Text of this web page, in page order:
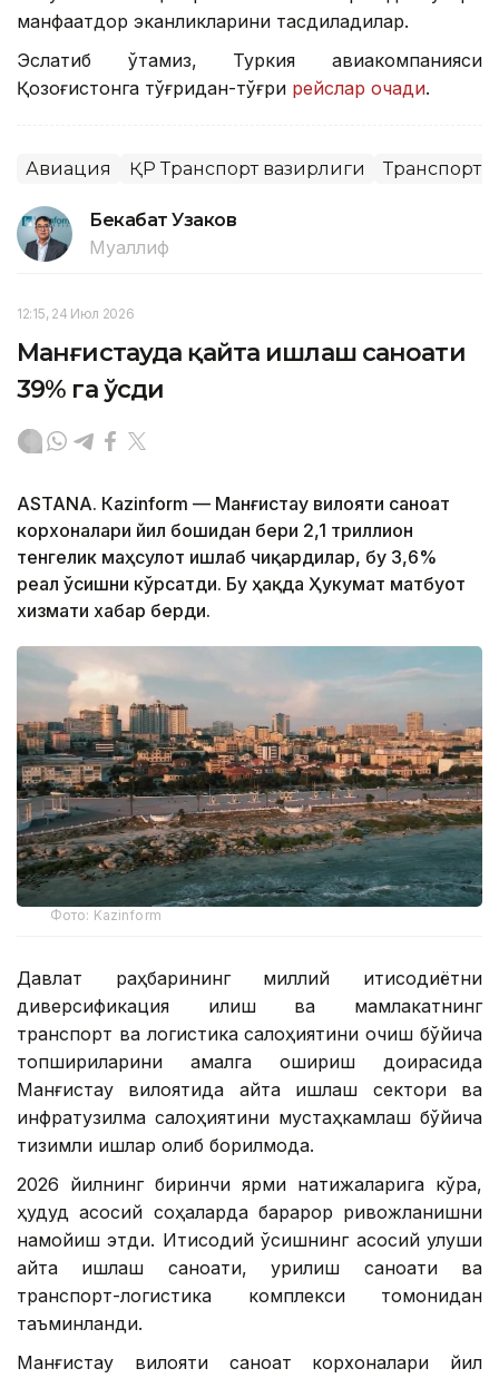
манфаатдор эканликларини тасдиқладилар.
Эслатиб ўтамиз, Туркия авиакомпанияси
Қозоғистонга тўғридан-тўғри рейслар очади.
Авиация ҚР Транспорт вазирлиги Транспорт
Бекабат Узаков
Муаллиф
12:15, 24 Июл 2026
Манғистауда қайта ишлаш саноати
39% га ўсди
ASTANА. Кazinform — Манғистау вилояти саноат
корхоналари йил бошидан бери 2,1 триллион
тенгелик маҳсулот ишлаб чиқардилар, бу 3,6%
реал ўсишни кўрсатди. Бу ҳақда Ҳукумат матбуот
хизмати хабар берди.
Фото: Kazinform
Давлат раҳбарининг миллий иқтисодиётни
диверсификация қилиш ва мамлакатнинг
транспорт ва логистика салоҳиятини очиш бўйича
топшириқларини амалга ошириш доирасида
Манғистау вилоятида қайта ишлаш сектори ва
инфратузилма салоҳиятини мустаҳкамлаш бўйича
тизимли ишлар олиб борилмоқда.
2026 йилнинг биринчи ярми натижаларига кўра,
ҳудуд асосий соҳаларда барқарор ривожланишни
намойиш этди. Иқтисодий ўсишнинг асосий улуши
қайта ишлаш саноати, қурилиш саноати ва
транспорт-логистика комплекси томонидан
таъминланди.
Манғистау вилояти саноат корхоналари йил